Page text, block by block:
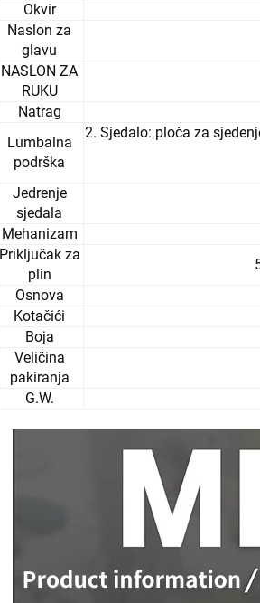
Okvir
Naslon za
glavu
NASLON ZA
RUKU
Natrag
Lumbalna
podrška
2. Sjedalo: ploča za
Jedrenje
sjedala
Mehanizam
Priključak za
plin
Osnova
Kotačići
Boja
Veličina
pakiranja
G.W.